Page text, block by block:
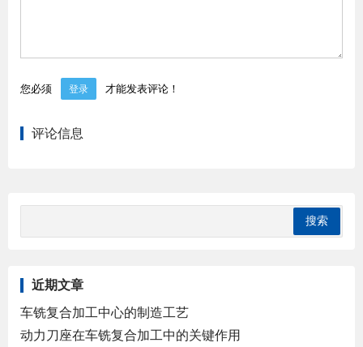
您必须 登录 才能发表评论！
评论信息
近期文章
车铣复合加工中心的制造工艺
动力刀座在车铣复合加工中的关键作用